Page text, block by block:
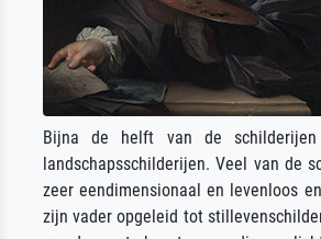
Bijna de helft van de
landschapsschilderijen. Veel van de
zeer eendimensionaal en levenloos
zijn vader opgeleid tot